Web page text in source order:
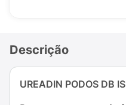
Descrição
UREADIN PODOS DB